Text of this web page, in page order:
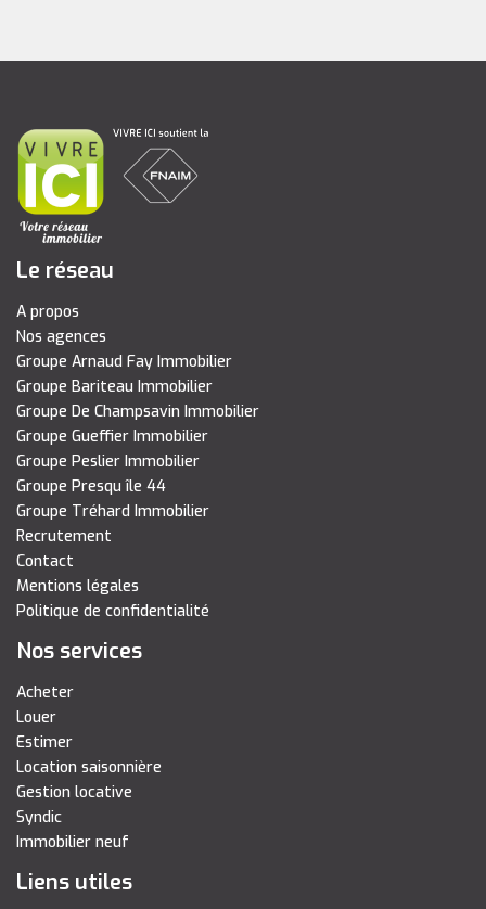
Le réseau
A propos
Nos agences
Groupe Arnaud Fay Immobilier
Groupe Bariteau Immobilier
Groupe De Champsavin Immobilier
Groupe Gueffier Immobilier
Groupe Peslier Immobilier
Groupe Presqu île 44
Groupe Tréhard Immobilier
Recrutement
Contact
Mentions légales
Politique de confidentialité
Nos services
Acheter
Louer
Estimer
Location saisonnière
Gestion locative
Syndic
Immobilier neuf
Liens utiles